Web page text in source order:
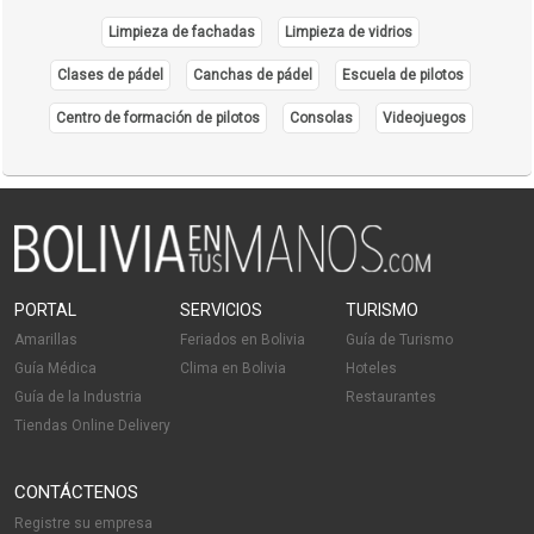
Césped Sintético
Importación de Alfombras
Pisos Flotantes
Trajes Típicos
Trajes Folklóricos
Estandartes
Bordados de Estandartes
Trajes de Moreno
Ropa para Santitos
Ropa para Danzarines
Limpieza de fachadas Limpieza de vidrios
Clases de pádel Canchas de pádel Escuela de pilotos
Centro de formación de pilotos Consolas Videojuegos
PORTAL
Amarillas
Guía Médica
Guía de la Industria
Tiendas Online Delivery
SERVICIOS
Feriados en Bolivia
Clima en Bolivia
TURISMO
Guía de Turismo
Hoteles
Restaurantes
CONTÁCTENOS
Registre su empresa